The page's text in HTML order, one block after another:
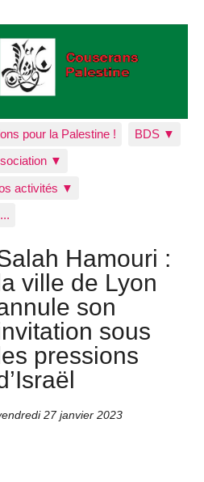
pour la Palestine !
BDS ▼
▼
activités ▼
Hamouri :
ville de Lyon
son
sous
pressions
27 janvier 2023